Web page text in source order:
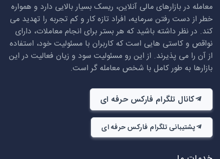
معامله در بازارهای مالی آنلاین، ریسک بسیار بالایی دارد و همواره
خطر از دست رفتن سرمایه، افراد تازه کار و کم تجربه را تهدید می
کند. در نظر داشته باشید که هر بستر برای انجام معاملات، دارای
نواقص و کاستی هایی است که کاربران با مسئولیت خود، استفاده
از آن را می پذیرند. از این رو مسئولیت سود و زیان فعالیت در این
بازارها به طور کامل با شخص معامله گر است.
کانال تلگرام فارکس حرفه ای
پشتیبانی تلگرام فارکس حرفه ای